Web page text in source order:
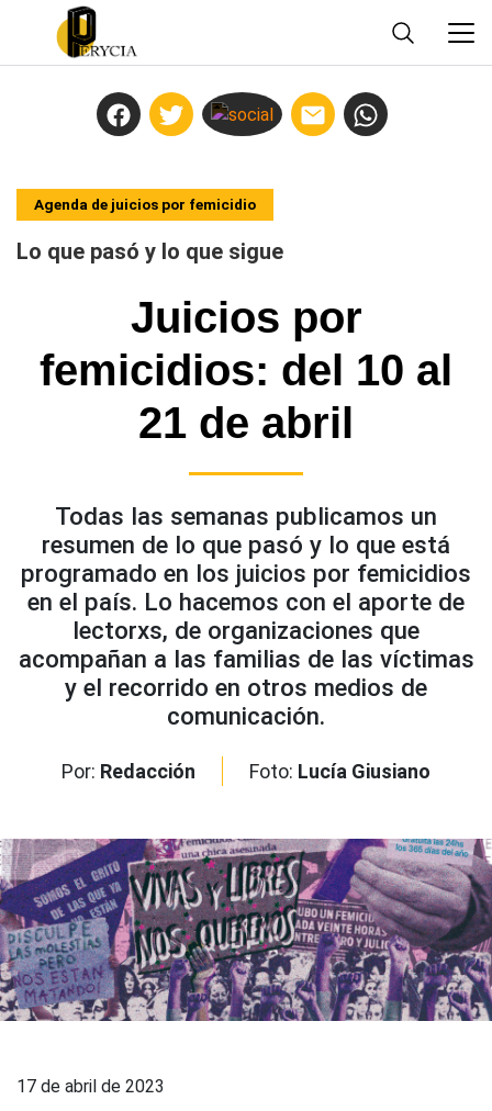
Agenda de juicios por femicidio
Lo que pasó y lo que sigue
Juicios por
femicidios: del 10 al
21 de abril
Todas las semanas publicamos un
resumen de lo que pasó y lo que está
programado en los juicios por femicidios
en el país. Lo hacemos con el aporte de
lectorxs, de organizaciones que
acompañan a las familias de las víctimas
y el recorrido en otros medios de
comunicación.
Por: Redacción Foto: Lucía Giusiano
17 de abril de 2023